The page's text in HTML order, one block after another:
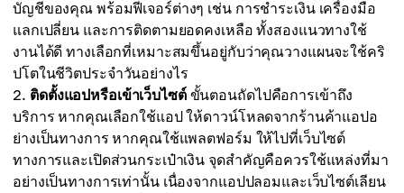
บัญชีของคุณ พร้อมฟีเจอร์ต่างๆ เช่น การชำระเงิน เครื่องมือ
แลกเปลี่ยน และการติดตามยอดคงเหลือ ทั้งสองแนวทางใช้
งานได้ดี ทางเลือกที่เหมาะสมขึ้นอยู่กับว่าคุณวางแผนจะใช้คริ
ปโตในชีวิตประจำวันอย่างไร
ติดตั้งแอปหรือเข้าเว็บไซต์ขั้นตอนถัดไปคือการเข้าถึง
บริการ หากคุณเลือกใช้แอป ให้ดาวน์โหลดจากร้านค้าแอปอ
ย่างเป็นทางการ หากคุณใช้แพลตฟอร์ม ให้ไปที่เว็บไซต์
ทางการและเปิดส่วนกระเป๋าเงิน จุดสำคัญคือควรใช้แหล่งที่มา
อย่างเป็นทางการเท่านั้น เนื่องจากแอปปลอมและเว็บไซต์เลียน